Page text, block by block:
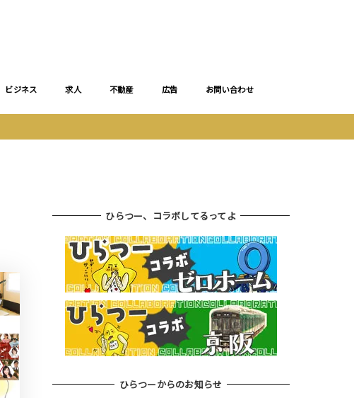
ビジネス 求人 不動産 広告 お問い合わせ
ひらつー、コラボしてるってよ
ひらつーからのお知らせ